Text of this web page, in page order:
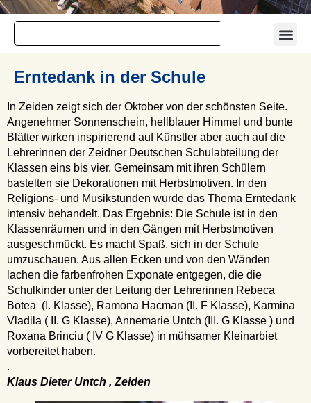
Erntedank in der Schule
In Zeiden zeigt sich der Oktober von der schönsten Seite.
Angenehmer Sonnenschein, hellblauer Himmel und bunte
Blätter wirken inspirierend auf Künstler aber auch auf die
Lehrerinnen der Zeidner Deutschen Schulabteilung der
Klassen eins bis vier. Gemeinsam mit ihren Schülern
bastelten sie Dekorationen mit Herbstmotiven. In den
Religions- und Musikstunden wurde das Thema Erntedank
intensiv behandelt. Das Ergebnis: Die Schule ist in den
Klassenräumen und in den Gängen mit Herbstmotiven
ausgeschmückt. Es macht Spaß, sich in der Schule
umzuschauen. Aus allen Ecken und von den Wänden
lachen die farbenfrohen Exponate entgegen, die die
Schulkinder unter der Leitung der Lehrerinnen Rebeca
Botea (I. Klasse), Ramona Hacman (II. F Klasse), Karmina
Vladila ( II. G Klasse), Annemarie Untch (III. G Klasse ) und
Roxana Brinciu ( IV G Klasse) in mühsamer Kleinarbiet
vorbereitet haben.
.
Klaus Dieter Untch , Zeiden